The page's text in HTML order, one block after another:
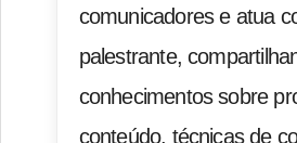
comunicadores e atua
palestrante,
conhecimentos sobre
conteúdo, técnicas de